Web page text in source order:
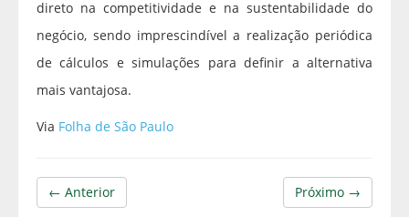
direto na competitividade e na sustentabilidade do
negócio, sendo imprescindível a realização periódica
de cálculos e simulações para definir a alternativa
mais vantajosa.
Via Folha de São Paulo
Próximo →
← Anterior